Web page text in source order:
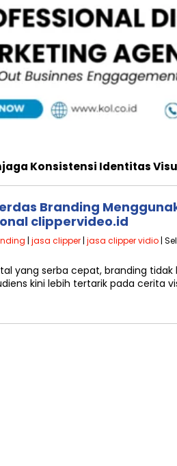
Konsistensi Identitas
Branding
clippervideo.id
| jasa clipper | jasa clipper vidio |
yang serba cepat, branding tidak
kini lebih tertarik pada cerita